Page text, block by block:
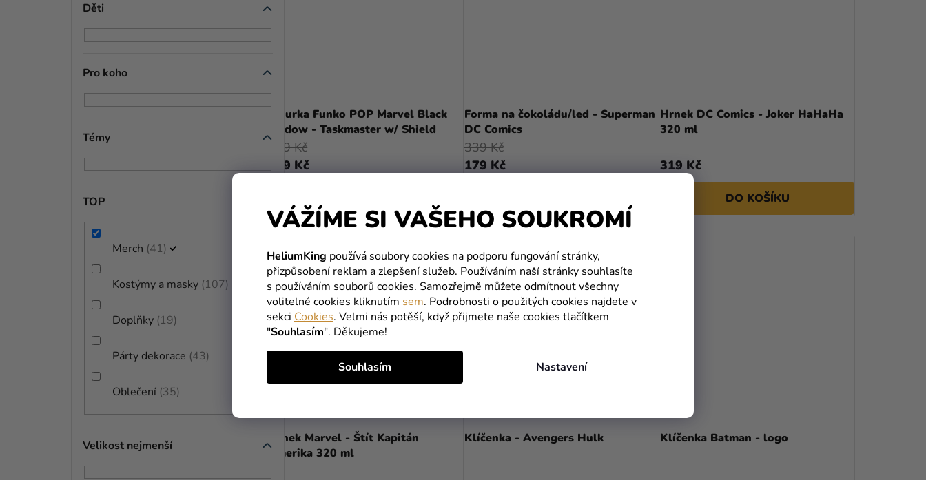
VÁŽÍME SI VAŠEHO SOUKROMÍ
HeliumKing používá soubory cookies na podporu fungování stránky,
přizpůsobení reklam a zlepšení služeb. Používáním naší stránky souhlasíte
s používáním souborů cookies. Samozřejmě můžete odmítnout všechny
volitelné cookies kliknutím sem. Podrobnosti o použitých cookies najdete v
sekci Cookies. Velmi nás potěší, když přijmete naše cookies tlačítkem
"Souhlasím". Děkujeme!
Nastavení
Souhlasím
Děti
Pro koho
Témy
TOP
Merch 41
Kostýmy a masky 107
Doplňky 19
Párty dekorace 43
Oblečení 35
Velikost nejmenší
Figurka Funko POP Marvel Black
Widow - Taskmaster w/ Shield
209 Kč
509 Kč
Forma na čokoládu/led - Superman
DC Comics
179 Kč
339 Kč
Hrnek DC Comics - Joker HaHaHa
320 ml
319 Kč
DO KOŠÍKU
Hrnek DC Comics - The Batman
(silueta)
Hrnek Marvel - Štít Kapitán
Amerika 320 ml
Klíčenka - Avengers Hulk Klíčenka Batman - logo